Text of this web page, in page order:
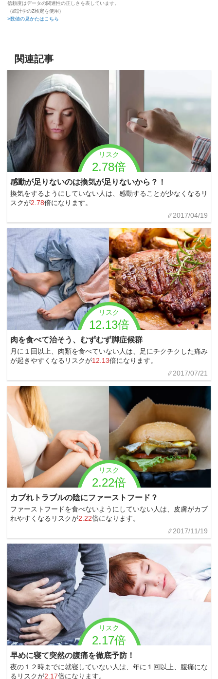
信頼度はデータの関連性の正しさを表しています。
（統計学のZ検定を使用）
>数値の見かたはこちら
関連記事
リスク
2.78倍
感動が足りないのは換気が足りないから？！
換気をするようにしていない人は、感動することが少なくなるリ
スクが2.78倍になります。
2017/04/19
リスク
12.13倍
肉を食べて治そう、むずむず脚症候群
月に１回以上、肉類を食べていない人は、足にチクチクした痛み
が起きやすくなるリスクが12.13倍になります。
2017/07/21
リスク
2.22倍
カブれトラブルの陰にファーストフード？
ファーストフードを食べないようにしていない人は、皮膚がカブ
れやすくなるリスクが2.22倍になります。
2017/11/19
リスク
2.17倍
早めに寝て突然の腹痛を徹底予防！
夜の１２時までに就寝していない人は、年に１回以上、腹痛にな
るリスクが2.17倍になります。